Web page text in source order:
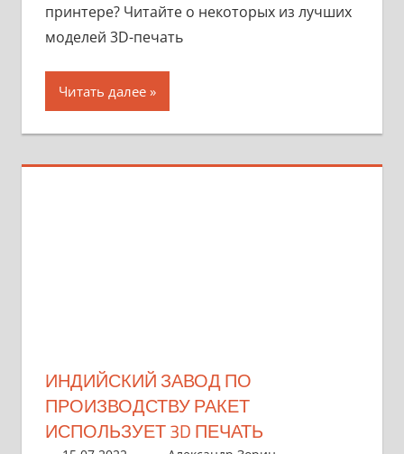
принтере? Читайте о некоторых из лучших
моделей 3D-печать
Читать далее
ИНДИЙСКИЙ ЗАВОД ПО
ПРОИЗВОДСТВУ РАКЕТ
ИСПОЛЬЗУЕТ 3D ПЕЧАТЬ